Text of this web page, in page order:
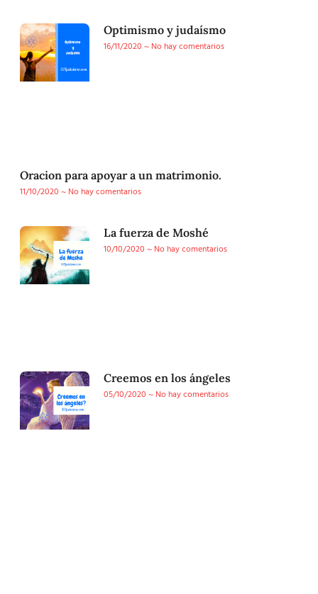
Optimismo y judaísmo
16/11/2020
No hay comentarios
Oracion para apoyar a un matrimonio.
11/10/2020
No hay comentarios
La fuerza de Moshé
10/10/2020
No hay comentarios
Creemos en los ángeles
05/10/2020
No hay comentarios